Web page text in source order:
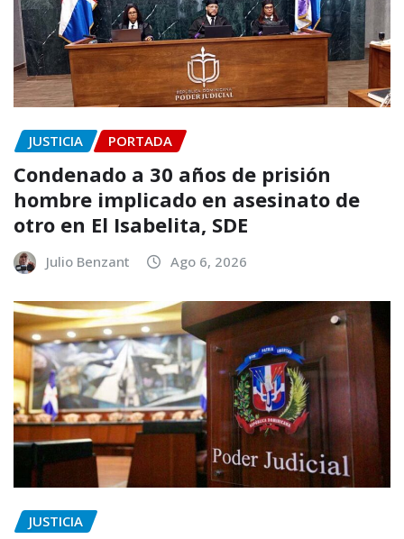
JUSTICIA PORTADA
Condenado a 30 años de prisión
hombre implicado en asesinato de
otro en El Isabelita, SDE
Julio Benzant Ago 6, 2026
JUSTICIA